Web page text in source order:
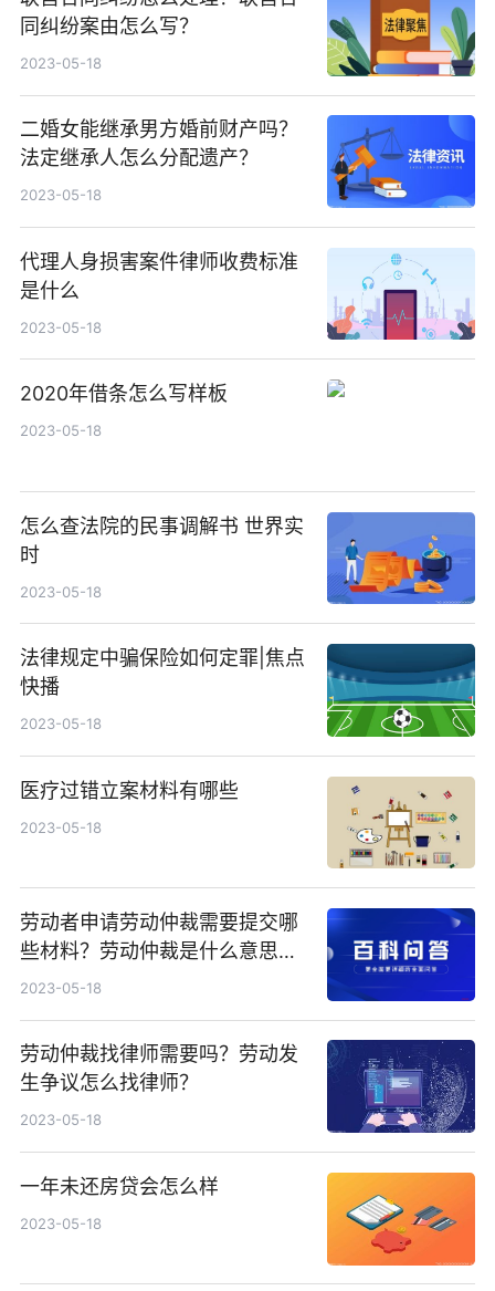
同纠纷案由怎么写？
2023-05-18
二婚女能继承男方婚前财产吗？
法定继承人怎么分配遗产？
2023-05-18
代理人身损害案件律师收费标准
是什么
2023-05-18
2020年借条怎么写样板
2023-05-18
怎么查法院的民事调解书 世界实
时
2023-05-18
法律规定中骗保险如何定罪|焦点
快播
2023-05-18
医疗过错立案材料有哪些
2023-05-18
劳动者申请劳动仲裁需要提交哪
些材料？劳动仲裁是什么意思？
劳动仲裁需要多久？
2023-05-18
劳动仲裁找律师需要吗？劳动发
生争议怎么找律师？
2023-05-18
一年未还房贷会怎么样
2023-05-18